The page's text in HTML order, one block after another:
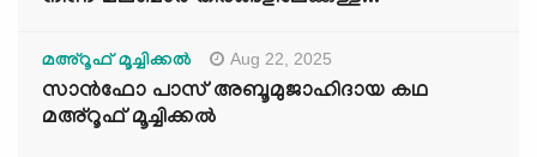
മഅ്റൂഫ് മൂച്ചിക്കല്‍ Aug 22, 2025
സാൻഫോ പാസ് അബൂമുജാഹിദായ കഥ
മഅ്റൂഫ് മൂച്ചിക്കല്‍